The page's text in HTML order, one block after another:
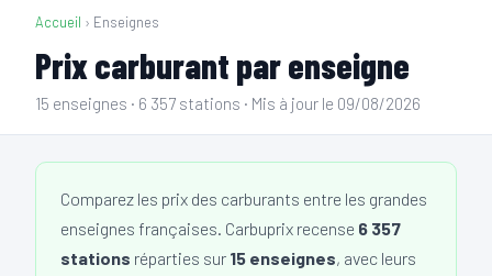
Accueil › Enseignes
Prix carburant par enseigne
15 enseignes · 6 357 stations · Mis à jour le 09/08/2026
Comparez les prix des carburants entre les grandes
enseignes françaises. Carbuprix recense 6 357
stations réparties sur 15 enseignes, avec leurs